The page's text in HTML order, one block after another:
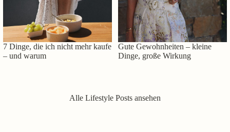
7 Dinge, die ich nicht mehr kaufe
– und warum
Gute Gewohnheiten – kleine
Dinge, große Wirkung
Alle Lifestyle Posts ansehen